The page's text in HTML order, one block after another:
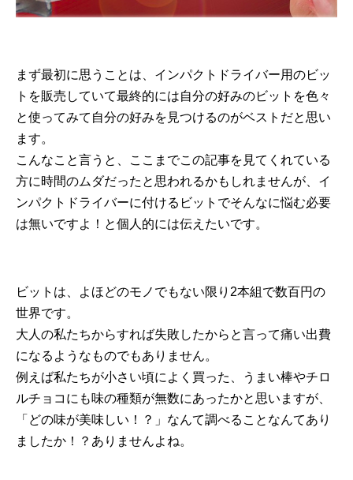
まず最初に思うことは、インパクトドライバー用のビッ
トを販売していて最終的には自分の好みのビットを色々
と使ってみて自分の好みを見つけるのがベストだと思い
ます。
こんなこと言うと、ここまでこの記事を見てくれている
方に時間のムダだったと思われるかもしれませんが、イ
ンパクトドライバーに付けるビットでそんなに悩む必要
は無いですよ！と個人的には伝えたいです。
ビットは、よほどのモノでもない限り2本組で数百円の
世界です。
大人の私たちからすれば失敗したからと言って痛い出費
になるようなものでもありません。
例えば私たちが小さい頃によく買った、うまい棒やチロ
ルチョコにも味の種類が無数にあったかと思いますが、
「どの味が美味しい！？」なんて調べることなんてあり
ましたか！？ありませんよね。